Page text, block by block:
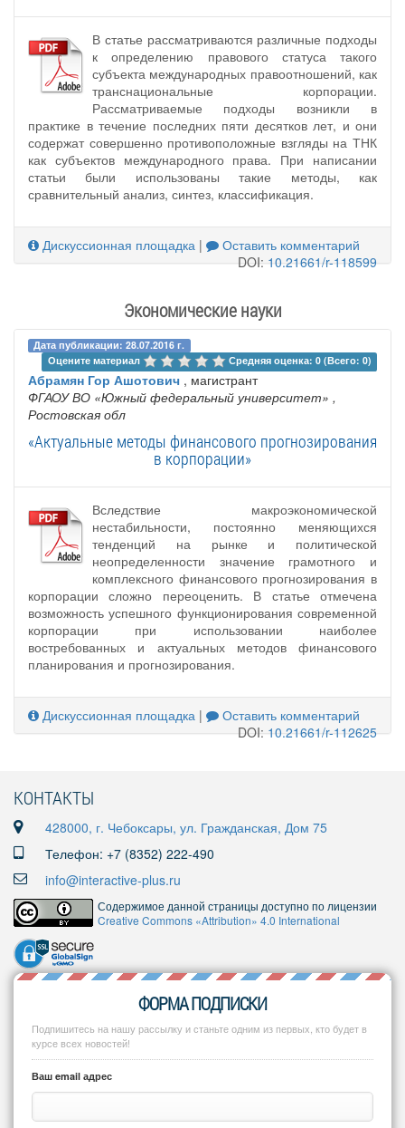
В статье рассматриваются различные подходы
к определению правового статуса такого
субъекта международных правоотношений, как
транснациональные корпорации.
Рассматриваемые подходы возникли в
практике в течение последних пяти десятков лет, и они
содержат совершенно противоположные взгляды на ТНК
как субъектов международного права. При написании
статьи были использованы такие методы, как
сравнительный анализ, синтез, классификация.
Дискуссионная площадка |
Оставить комментарий
DOI:10.21661/r-118599
Экономические науки
Дата публикации: 28.07.2016 г.
Оцените материал
Средняя оценка: 0 (Всего: 0)
Абрамян Гор Ашотович , магистрант
ФГАОУ ВО «Южный федеральный университет» ,
Ростовская обл
«Актуальные методы финансового прогнозирования
в корпорации»
Вследствие макроэкономической
нестабильности, постоянно меняющихся
тенденций на рынке и политической
неопределенности значение грамотного и
комплексного финансового прогнозирования в
корпорации сложно переоценить. В статье отмечена
возможность успешного функционирования современной
корпорации при использовании наиболее
востребованных и актуальных методов финансового
планирования и прогнозирования.
Дискуссионная площадка |
Оставить комментарий
DOI:10.21661/r-112625
КОНТАКТЫ
428000, г. Чебоксары, ул. Гражданская, Дом 75
Телефон: +7 (8352) 222-490
info@interactive-plus.ru
Содержимое данной страницы доступно по лицензии
Creative Commons «Attribution» 4.0 International
ФОРМА ПОДПИСКИ
Подпишитесь на нашу рассылку и станьте одним из первых, кто будет в
курсе всех новостей!
Ваш email адрес